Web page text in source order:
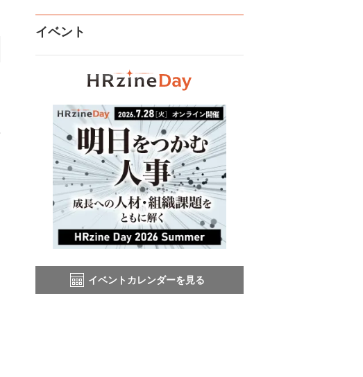
イベント
イベントカレンダーを見る